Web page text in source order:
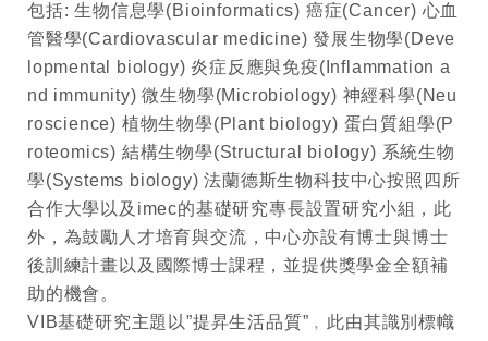
包括:生物信息學(Bioinformatics) 癌症(Cancer) 心血
管醫學(Cardiovascular medicine)發展生物學(Deve
lopmental biology) 炎症反應與免疫(Inflammation a
nd immunity)微生物學(Microbiology) 神經科學(Neu
roscience) 植物生物學(Plant biology) 蛋白質組學(P
roteomics) 結構生物學(Structural biology) 系統生物
學(Systems biology)法蘭德斯生物科技中心按照四所
合作大學以及 imec的基礎研究專長設置研究小組，此
外，為鼓勵人才培育與交流，中心亦設有博士與博士
後訓練計畫以及國際博士課程，並提供獎學金全額補
助的機會。
VIB基礎研究主題以”提昇生活品質”﹐此由其識別標幟